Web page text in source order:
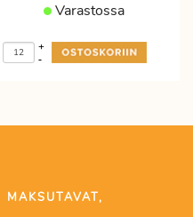
Varastossa
-
+
MAKSUTAVAT,